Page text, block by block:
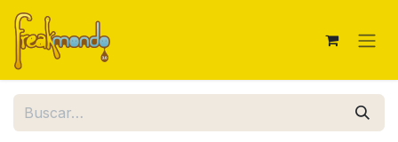
Ir al contenido